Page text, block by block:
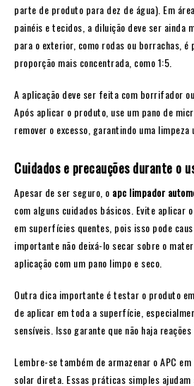
parte de produto para dez de água). Em
painéis e tecidos, a diluição deve ser ainda
para o exterior, como rodas ou borrachas, é
proporção mais concentrada, como 1:5.
A aplicação deve ser feita com borrifador
Após aplicar o produto, use um pano de
remover o excesso, garantindo uma limpeza
Cuidados e precauções durante o
Apesar de ser seguro, o apc limpador
com alguns cuidados básicos. Evite aplicar
em superfícies quentes, pois isso pode
importante não deixá-lo secar sobre o
aplicação com um pano limpo e seco.
Outra dica importante é testar o produto
de aplicar em toda a superfície,
sensíveis. Isso garante que não haja reações
Lembre-se também de armazenar o APC
solar direta. Essas práticas simples